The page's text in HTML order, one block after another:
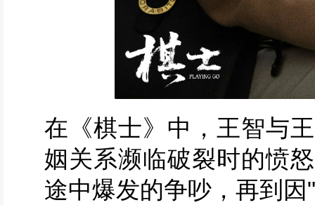
在《棋士》中，王智与
姻关系濒临破裂时的愤
途中爆发的争吵，再到